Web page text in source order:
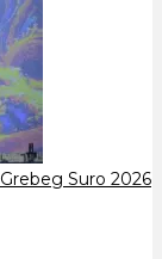
Suro 2026